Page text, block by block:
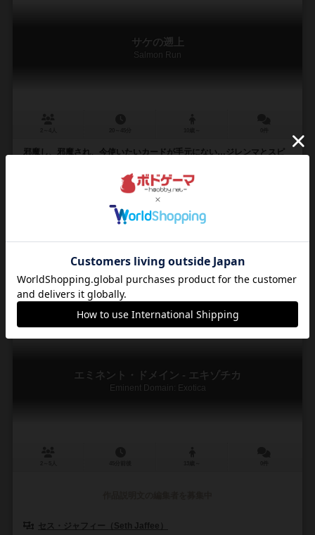
サケの遡上
Salmon Run
邪魔し、邪魔され、今使いたいカードが手元にない…ジレンマとスピ
鮭の遡上をテーマにしたゲームです。 手札4枚の中から3枚までプレイ
し、川を上ります。 移動先のマスの指示に従い、様々な効果のカード
を補充しながら 障害物（岩）やクマ...
ジェシー・キャトロン（Jesse Catron）
22
興味あり
23
経験あり
0 10
エミネント・ドメイン - エキゾチカ
Eminent Domain: Exotica
セス・ジャフィー（Seth Jaffee）